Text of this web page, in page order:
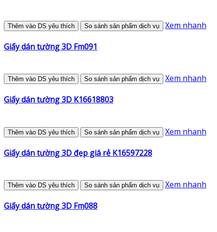
Thêm vào DS yêu thích So sánh sản phẩm dịch vụ Xem nhanh
Giấy dán tường 3D Fm091
Thêm vào DS yêu thích So sánh sản phẩm dịch vụ Xem nhanh
Giấy dán tường 3D K16618803
Thêm vào DS yêu thích So sánh sản phẩm dịch vụ Xem nhanh
Giấy dán tường 3D đẹp giá rẻ K16597228
Thêm vào DS yêu thích So sánh sản phẩm dịch vụ Xem nhanh
Giấy dán tường 3D Fm088